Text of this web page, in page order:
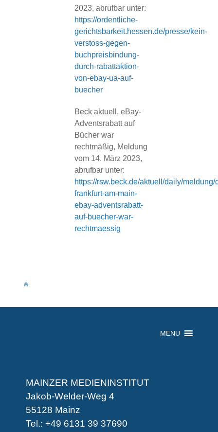
2023, abrufbar unter:
https://ordentliche-
gerichtsbarkeit.hessen.de/presse/kein-
verstoss-gegen-
buchpreisbindung-
durch-rabattaktion-
von-ebay-ua-auf-
buecher
Beck aktuell, eBay-
Adventsrabatt auf
Bücher war
rechtmäßig, Meldung
vom 14. März 2023,
abrufbar unter:
https://rsw.beck.de/aktuell/daily/meldung/
frankfurt-am-main-
ebay-adventsrabatt-
auf-buecher-war-
rechtmaessig
MENU
MAINZER MEDIENINSTITUT
Jakob-Welder-Weg 4
55128 Mainz
Tel.: +49 6131 39 37690